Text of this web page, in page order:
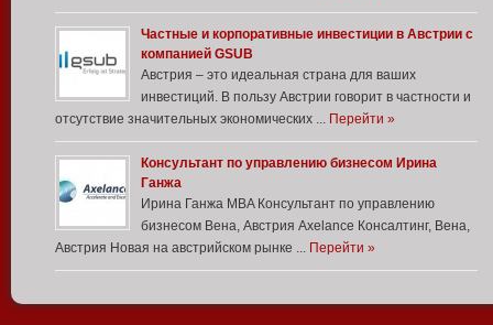
Частные и корпоративные инвестиции в Австрии с
компанией GSUB
Австрия – это идеальная страна для ваших
инвестиций. В пользу Австрии говорит в частности и
отсутствие значительных экономических ... Перейти »
Консультант по управлению бизнесом Ирина
Ганжа
Ирина Ганжа MBA Консультант по управлению
бизнесом Вена, Австрия Axelance Консалтинг, Вена,
Австрия Новая на австрийском рынке ... Перейти »